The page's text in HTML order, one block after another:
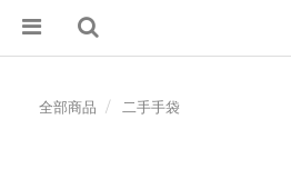
全部商品 二手手袋